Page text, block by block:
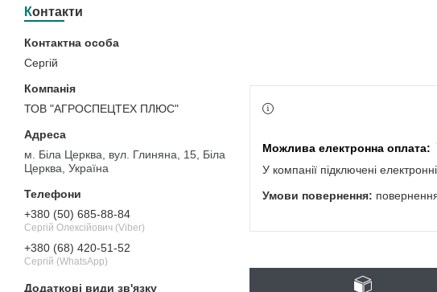
Контакти
Сергій
ТОВ "АГРОСПЕЦТЕХ ПЛЮС"
м. Біла Церква, вул. Глиняна, 15, Біла
Церква, Україна
+380 (50) 685-88-84
Сергій Олексійович (Viber)
+380 (68) 420-51-52
Сергій (WhatsApp)
У компанії підключені